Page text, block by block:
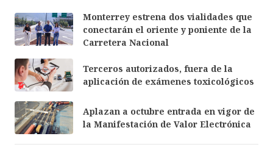
Monterrey estrena dos vialidades que
conectarán el oriente y poniente de la
Carretera Nacional
Terceros autorizados, fuera de la
aplicación de exámenes toxicológicos
Aplazan a octubre entrada en vigor de
la Manifestación de Valor Electrónica